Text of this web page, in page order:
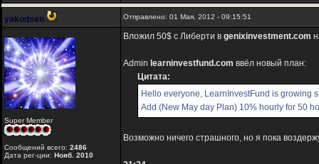
yakodsen Отправлено: 01 Мая, 2012 - 09:15:51
Super Member
Сообщений всего: 2486
Дата рег-ции: Нояб. 2010
Вложил 50$ с Либерти в genixinvestment.com
Admin learninvestfund.com ввёл новый план:
Цитата:
Hello everyone, LearnInvestFund is growing
Add (New May day Plan) 10% hourly for 50
Возможно ничего страшного, но я пока